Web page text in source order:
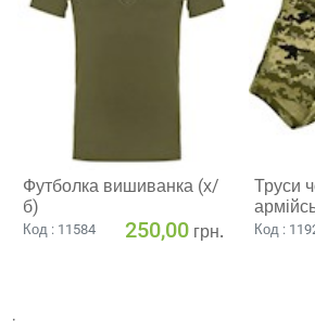
Футболка вишиванка (х/
б)
Код : 11584 250,00 грн.
Труси
Код :